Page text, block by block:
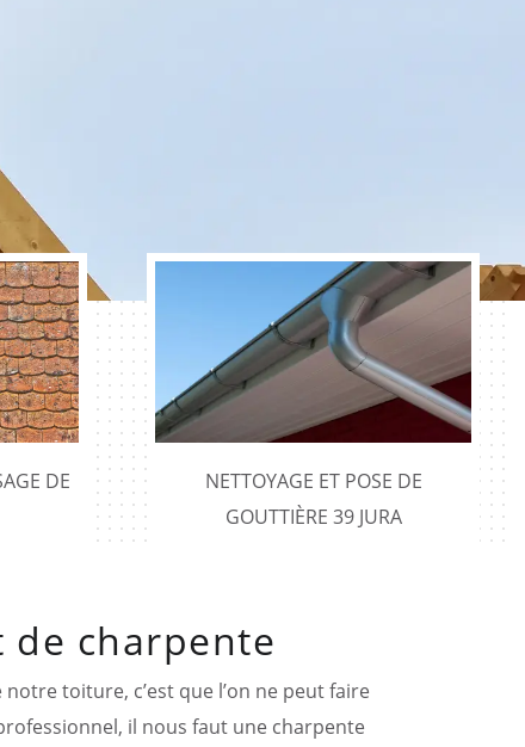
DE
NETTOYAGE ET POSE DE
GOUTTIÈRE 39 JURA
charpente
toiture, c’est que l’on ne peut faire
il nous faut une charpente